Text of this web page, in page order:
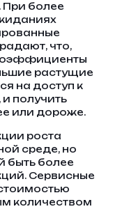
более
что,
растущие
на доступ к
получить
или дороже.
роста
среде, но
быть более
Сервисные
количеством